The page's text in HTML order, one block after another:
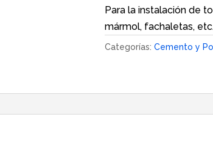
Para la instalación de
mármol, fachaletas, etc.
Categorías: Cemento y